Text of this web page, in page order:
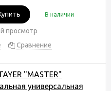
В наличии
просмотр
Сравнение
"MASTER"
универсальная